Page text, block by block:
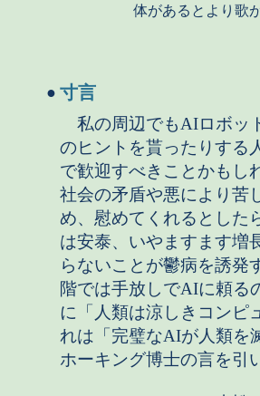
体があるとより歌
● 寸言
私の周辺でもAIロボッ
のヒントを貰ったりする
で歓迎すべきことかもし
社会の矛盾や悪により苦
め、慰めてくれるとした
は安泰、いやますます増
らないことが鬱病を誘発
階では手放しでAIに頼る
に「人類は涼しきコンピ
れは「完璧なAIが人類を
ホーキング博士の言を引